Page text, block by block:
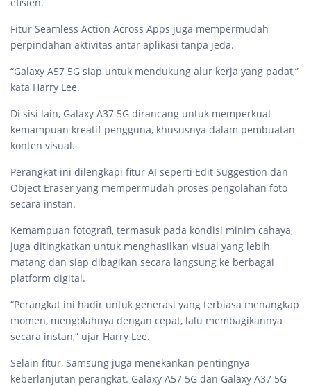
Fitur Seamless Action Across Apps juga mempermudah
perpindahan aktivitas antar aplikasi tanpa jeda.
“Galaxy A57 5G siap untuk mendukung alur kerja yang padat,”
kata Harry Lee.
Di sisi lain, Galaxy A37 5G dirancang untuk memperkuat
kemampuan kreatif pengguna, khususnya dalam pembuatan
konten visual.
Perangkat ini dilengkapi fitur AI seperti Edit Suggestion dan
Object Eraser yang mempermudah proses pengolahan foto
secara instan.
Kemampuan fotografi, termasuk pada kondisi minim cahaya,
juga ditingkatkan untuk menghasilkan visual yang lebih
matang dan siap dibagikan secara langsung ke berbagai
platform digital.
“Perangkat ini hadir untuk generasi yang terbiasa menangkap
momen, mengolahnya dengan cepat, lalu membagikannya
secara instan,” ujar Harry Lee.
Selain fitur, Samsung juga menekankan pentingnya
keberlanjutan perangkat. Galaxy A57 5G dan Galaxy A37 5G